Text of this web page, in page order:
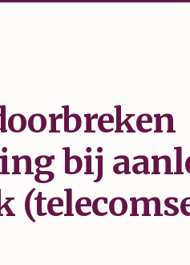
bij